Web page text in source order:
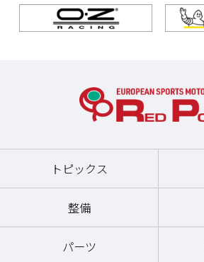
快適装備
吸排気系
トピックス
整備
パーツ